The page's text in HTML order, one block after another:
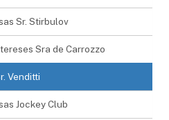
Sr. Stirbulov
Sra de Carrozzo
Venditti
Jockey Club